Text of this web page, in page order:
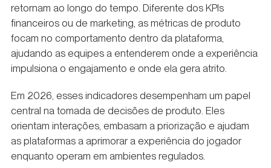
retornam ao longo do tempo. Diferente dos KPIs
financeiros ou de marketing, as métricas de produto
focam no comportamento dentro da plataforma,
ajudando as equipes a entenderem onde a experiência
impulsiona o engajamento e onde ela gera atrito.
Em 2026, esses indicadores desempenham um papel
central na tomada de decisões de produto. Eles
orientam interações, embasam a priorização e ajudam
as plataformas a aprimorar a experiência do jogador
enquanto operam em ambientes regulados.